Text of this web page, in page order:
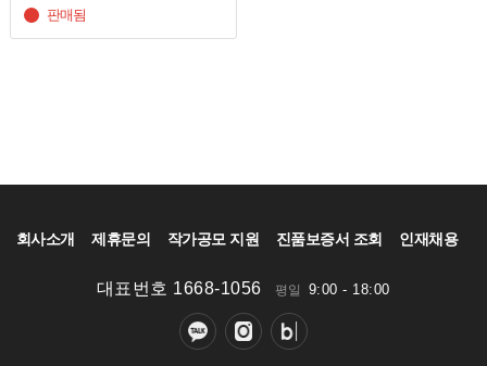
판매됨
회사소개 제휴문의 작가공모 지원 진품보증서 조회 인재채용
대표번호 1668-1056 평일 9:00 - 18:00